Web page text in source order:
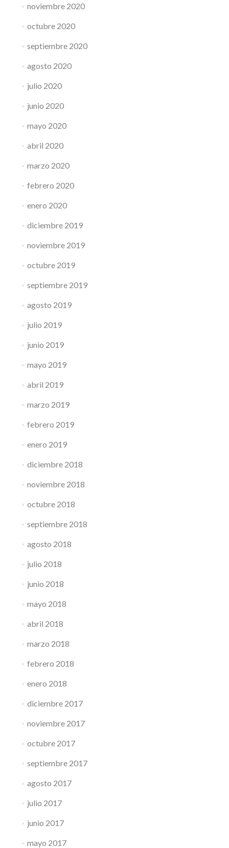
noviembre 2020
octubre 2020
septiembre 2020
agosto 2020
julio 2020
junio 2020
mayo 2020
abril 2020
marzo 2020
febrero 2020
enero 2020
diciembre 2019
noviembre 2019
octubre 2019
septiembre 2019
agosto 2019
julio 2019
junio 2019
mayo 2019
abril 2019
marzo 2019
febrero 2019
enero 2019
diciembre 2018
noviembre 2018
octubre 2018
septiembre 2018
agosto 2018
julio 2018
junio 2018
mayo 2018
abril 2018
marzo 2018
febrero 2018
enero 2018
diciembre 2017
noviembre 2017
octubre 2017
septiembre 2017
agosto 2017
julio 2017
junio 2017
mayo 2017